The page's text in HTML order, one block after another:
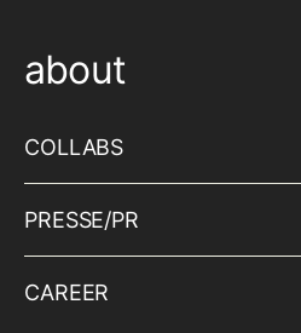
about
COLLABS
PRESSE/PR
CAREER